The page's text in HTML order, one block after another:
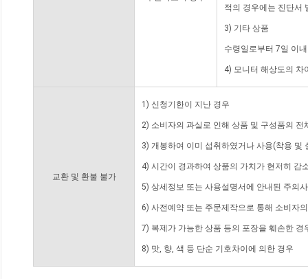
적의 경우에는 진단서
3) 기타 상품
수령일로부터 7일 이
4) 모니터 해상도의 차
교환 및 환불 불가
1) 신청기한이 지난 경우
2) 소비자의 과실로 인해 상품 및 구성품의
3) 개봉하여 이미 섭취하였거나 사용(착용 및
4) 시간이 경과하여 상품의 가치가 현저히 감
5) 상세정보 또는 사용설명서에 안내된 주의
6) 사전예약 또는 주문제작으로 통해 소비자
7) 복제가 가능한 상품 등의 포장을 훼손한 경
8) 맛, 향, 색 등 단순 기호차이에 의한 경우